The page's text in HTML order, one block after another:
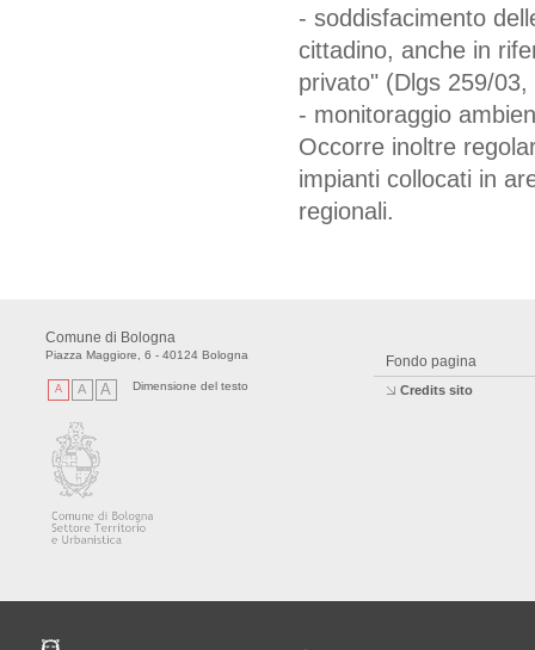
- soddisfacimento
cittadino, anche in
privato" (Dlgs 259/
- monitoraggio
Occorre inoltre
impianti collocati in
regionali.
Comune di Bologna
Piazza Maggiore, 6 - 40124 Bologna
A A A Dimensione del testo
Fondo pagina
Credits sito